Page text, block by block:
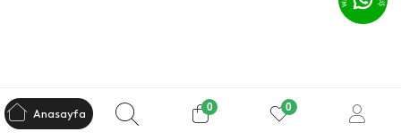
Anasayfa 0 0